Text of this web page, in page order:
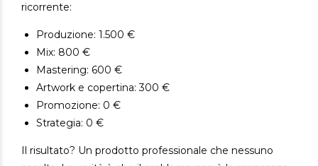
ricorrente:
Produzione: 1.500 €
Mix: 800 €
Mastering: 600 €
Artwork e copertina: 300 €
Promozione: 0 €
Strategia: 0 €
Il risultato? Un prodotto professionale che nessuno